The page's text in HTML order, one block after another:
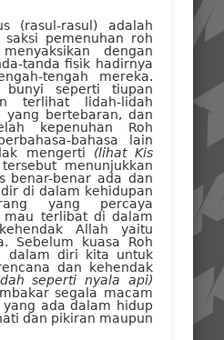
(rasul-rasul) adalah
pemenuhan roh
dengan
tanda fisik hadirnya
tengah mereka.
bunyi seperti tiupan
terlihat lidah-lidah
bertebaran, dan
kepenuhan Roh
bahasa lain
mengerti (lihat Kis
menunjukkan
benar-benar ada dan
di dalam kehidupan
yang percaya
mau terlibat di dalam
Allah yaitu
Sebelum kuasa Roh
dalam diri kita untuk
dan kehendak
seperti nyala api)
segala macam
ada dalam hidup
dan pikiran maupun